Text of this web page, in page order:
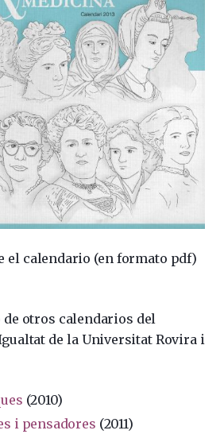
el calendario (en formato pdf)
de otros calendarios del
dela Universitat Rovira i
(2010)
i pensadores (2011)